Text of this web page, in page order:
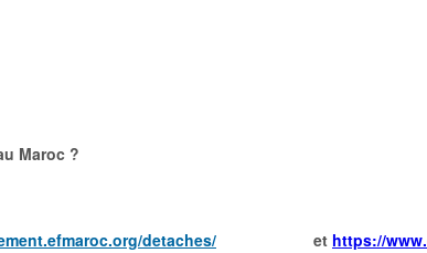
Maroc ?
org/detaches/ et https://